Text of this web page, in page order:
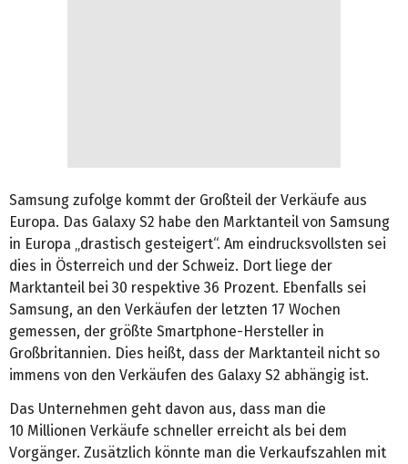
Samsung zufolge kommt der Großteil der Verkäufe aus
Europa. Das Galaxy S2 habe den Marktanteil von Samsung
in Europa „drastisch gesteigert“. Am eindrucksvollsten sei
dies in Österreich und der Schweiz. Dort liege der
Marktanteil bei 30 respektive 36 Prozent. Ebenfalls sei
Samsung, an den Verkäufen der letzten 17 Wochen
gemessen, der größte Smartphone-Hersteller in
Großbritannien. Dies heißt, dass der Marktanteil nicht so
immens von den Verkäufen des Galaxy S2 abhängig ist.
Das Unternehmen geht davon aus, dass man die
10 Millionen Verkäufe schneller erreicht als bei dem
Vorgänger. Zusätzlich könnte man die Verkaufszahlen mit